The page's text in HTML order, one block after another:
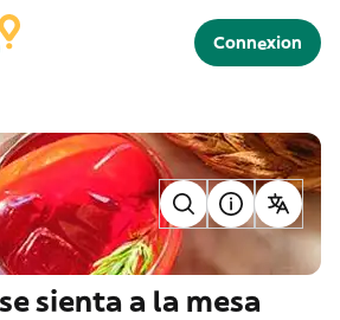
Connexion
sienta a la mesa